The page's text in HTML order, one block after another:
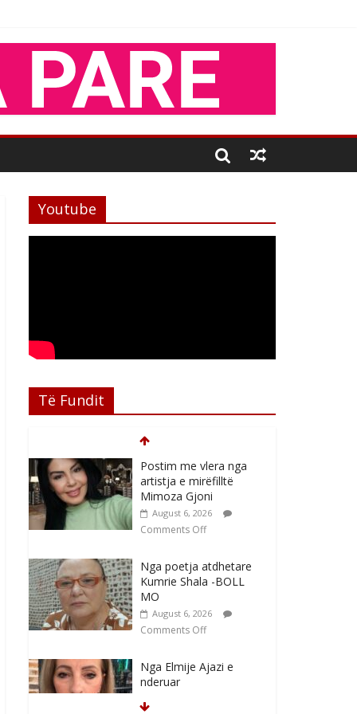
Youtube
Të Fundit
Postim me vlera nga
artistja e mirëfilltë
Mimoza Gjoni
August 6, 2026
Comments Off
Nga poetja atdhetare
Kumrie Shala -BOLL
MO
August 6, 2026
Comments Off
Nga Elmije Ajazi e
nderuar